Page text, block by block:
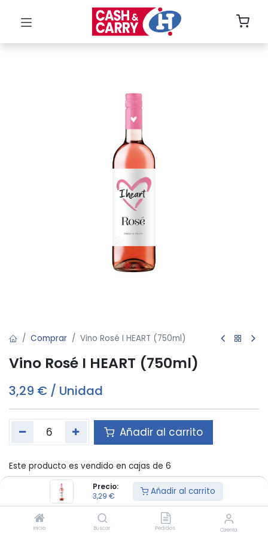
Precio:
3,29 € Añadir al carrito
Inicio Buscar Pedidos Cuenta
Comprar Vino Rosé I HEART (750ml)
Vino Rosé I HEART (750ml)
3,29 € / Unidad
Añadir al carrito
Este producto es vendido en cajas de 6
Términos y condiciones: